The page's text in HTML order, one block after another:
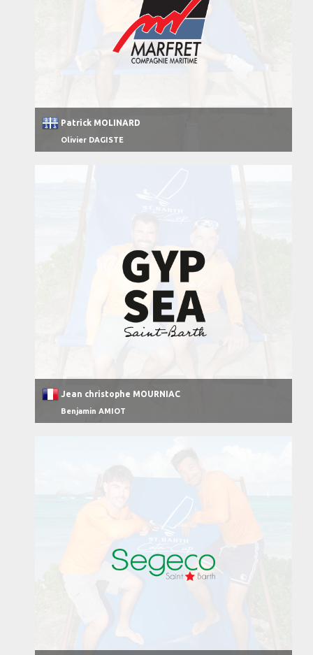
Patrick MOLINARD
Olivier DAGISTE
Jean christophe MOURNIAC
Benjamin AMIOT